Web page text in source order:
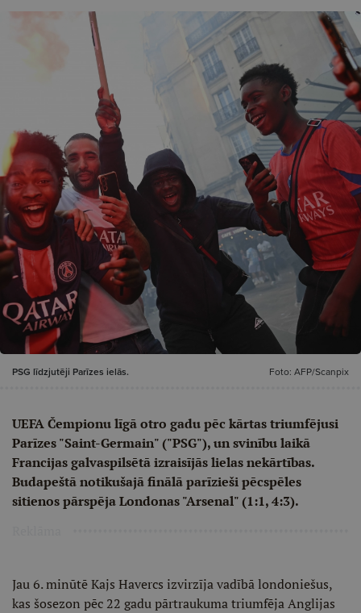
PSG līdzjutēji Parīzes ielās. Foto: AFP/Scanpix
UEFA Čempionu līgā otro gadu pēc kārtas triumfējusi
Parīzes "Saint-Germain" ("PSG"), un svinību laikā
Francijas galvaspilsētā izraisījās lielas nekārtības.
Budapeštā notikušajā finālā parīzieši pēcspēles
sitienos pārspēja Londonas "Arsenal" (1:1, 4:3).
Jau 6. minūtē Kajs Havercs izvirzīja vadībā londoniešus,
kas šosezon pēc 22 gadu pārtraukuma triumfēja Anglijas